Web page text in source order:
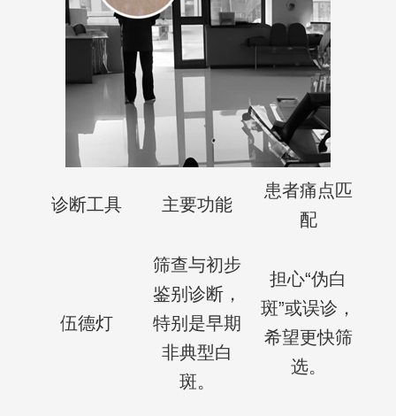
诊断工具 主要功能
患者痛点匹
配
伍德灯
筛查与初步
鉴别诊断，
特别是早期
非典型白
斑。
担心“伪白
斑”或误诊，
希望更快筛
选。